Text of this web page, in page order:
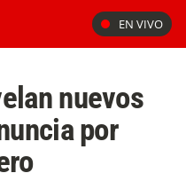
EN VIVO
nuevos
por